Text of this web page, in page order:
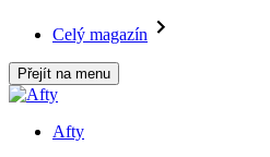
Celý magazín
Přejít na menu
Afty